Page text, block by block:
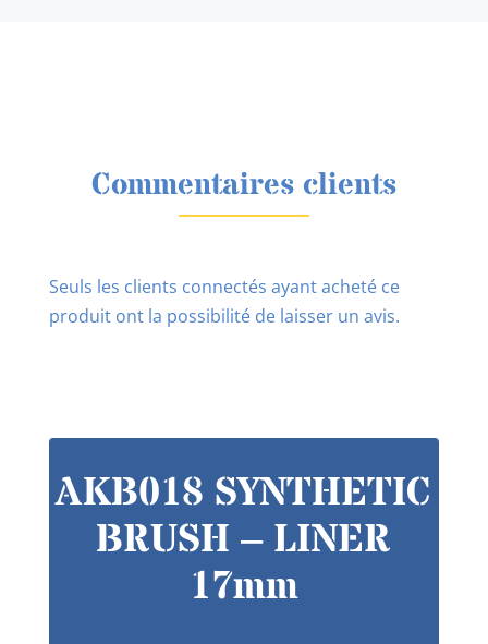
Commentaires clients
Seuls les clients connectés ayant acheté ce
produit ont la possibilité de laisser un avis.
AKB018 SYNTHETIC
BRUSH – LINER
17mm